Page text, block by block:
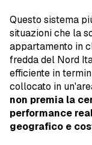
Questo sistema
situazioni che la
appartamento in
fredda del Nord
efficiente in
collocato in
non premia la
performance
geografico e